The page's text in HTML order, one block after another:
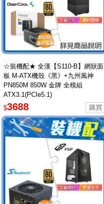
☆裝機配★ 全漢【S110-B】網狀面
板 M-ATX機殼《黑》+九州風神
PN850M 850W 金牌 全模組
ATX3.1(PCIe5.1)
$3688